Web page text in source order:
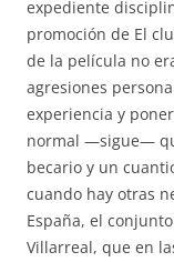
expediente
promoción de El
de la película no
agresiones
experiencia y
normal —sigue—
becario y un
cuando hay otras
España, el
Villarreal, que en